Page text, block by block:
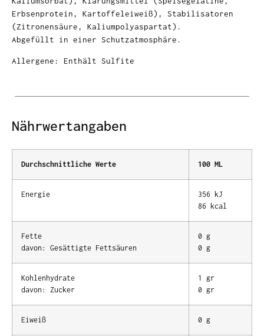
Erbsenprotein, Kartoffeleiweiß), Stabilisatoren
(Zitronensäure, Kaliumpolyaspartat).
Abgefüllt in einer Schutzatmosphäre.
Allergene: Enthält Sulfite
Nährwertangaben
Durchschnittliche Werte 100 ML
Energie
356 kJ
86 kcal
Fette
davon: Gesättigte Fettsäuren
0 g
0 g
Kohlenhydrate
davon: Zucker
1 gr
0 gr
Eiweiß 0 g